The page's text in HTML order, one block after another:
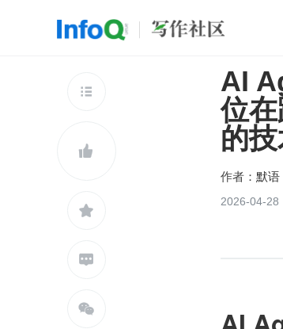
开源
团队
查看更多





AI
位
的
作者： 默语
2026-04-28